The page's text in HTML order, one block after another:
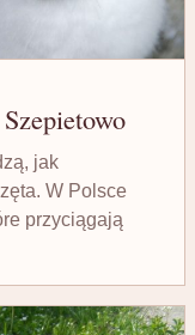
jak
W Polsce
przyciągają